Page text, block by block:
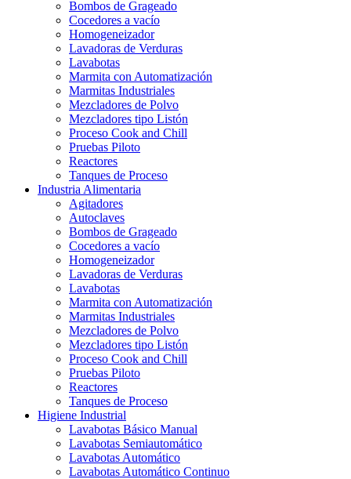
Bombos de Grageado
Cocedores a vacío
Homogeneizador
Lavadoras de Verduras
Lavabotas
Marmita con Automatización
Marmitas Industriales
Mezcladores de Polvo
Mezcladores tipo Listón
Proceso Cook and Chill
Pruebas Piloto
Reactores
Tanques de Proceso
Industria Alimentaria
Agitadores
Autoclaves
Bombos de Grageado
Cocedores a vacío
Homogeneizador
Lavadoras de Verduras
Lavabotas
Marmita con Automatización
Marmitas Industriales
Mezcladores de Polvo
Mezcladores tipo Listón
Proceso Cook and Chill
Pruebas Piloto
Reactores
Tanques de Proceso
Higiene Industrial
Lavabotas Básico Manual
Lavabotas Semiautomático
Lavabotas Automático
Lavabotas Automático Continuo